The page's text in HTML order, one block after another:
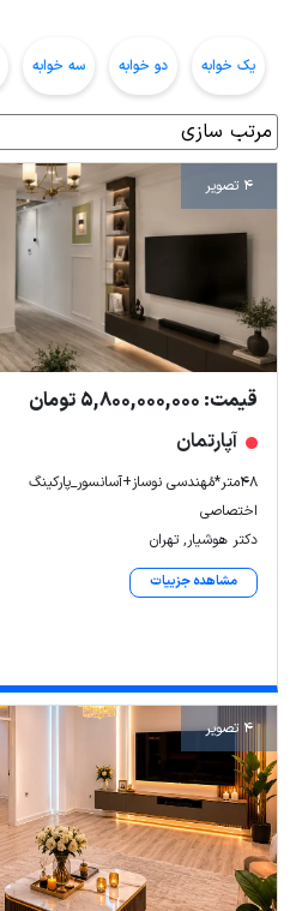
یک خوابه دو خوابه سه خوابه
4 تصویر
قیمت: 5,800,000,000 تومان
آپارتمان
48متر*مُهندسی نوساز+آسانسور_پارکینگ
اختصاصی
دکتر هوشیار, تهران
مشاهده جزییات
4 تصویر